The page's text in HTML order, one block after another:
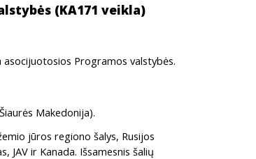
(KA171 veikla)
Programos valstybės.
Makedonija).
jūros regiono šalys, Rusijos
JAV ir Kanada. Išsamesnis šalių